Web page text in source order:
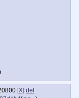
[X] del